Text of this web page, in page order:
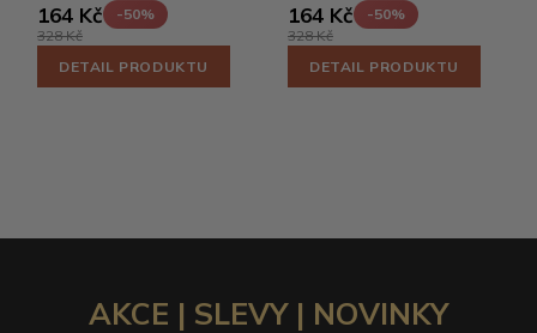
164 Kč
-50%
328 Kč
DETAIL PRODUKTU
164 Kč
-50%
328 Kč
DETAIL PRODUKTU
AKCE | SLEVY | NOVINKY